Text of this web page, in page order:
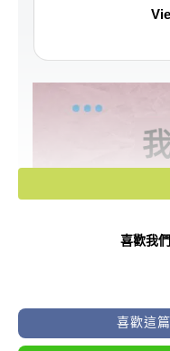
喜歡我
喜歡這